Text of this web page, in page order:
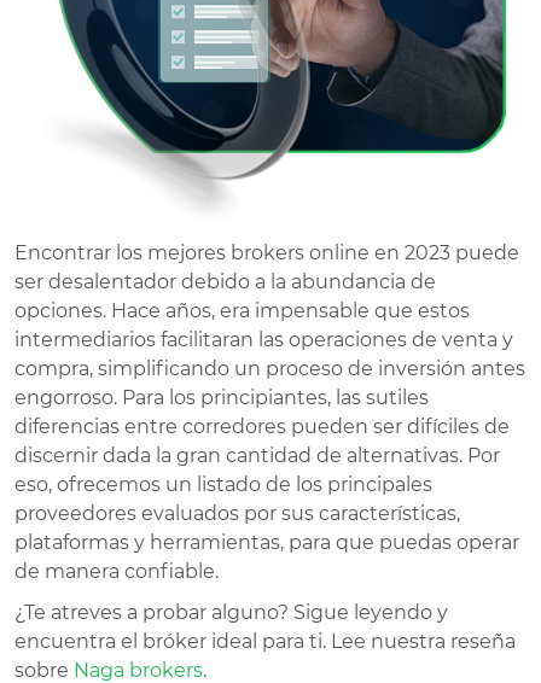
Encontrar los mejores brokers online en 2023 puede
ser desalentador debido a la abundancia de
opciones. Hace años, era impensable que estos
intermediarios facilitaran las operaciones de venta y
compra, simplificando un proceso de inversión antes
engorroso. Para los principiantes, las sutiles
diferencias entre corredores pueden ser difíciles de
discernir dada la gran cantidad de alternativas. Por
eso, ofrecemos un listado de los principales
proveedores evaluados por sus características,
plataformas y herramientas, para que puedas operar
de manera confiable.
¿Te atreves a probar alguno? Sigue leyendo y
encuentra el bróker ideal para ti. Lee nuestra reseña
sobre Naga brokers.